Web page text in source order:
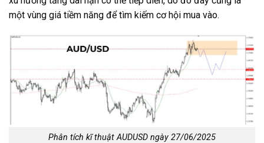
một vùng giá tiềm năng để tìm kiếm cơ hội mua vào.
Phân tích kĩ thuật AUDUSD ngày 27/06/2025